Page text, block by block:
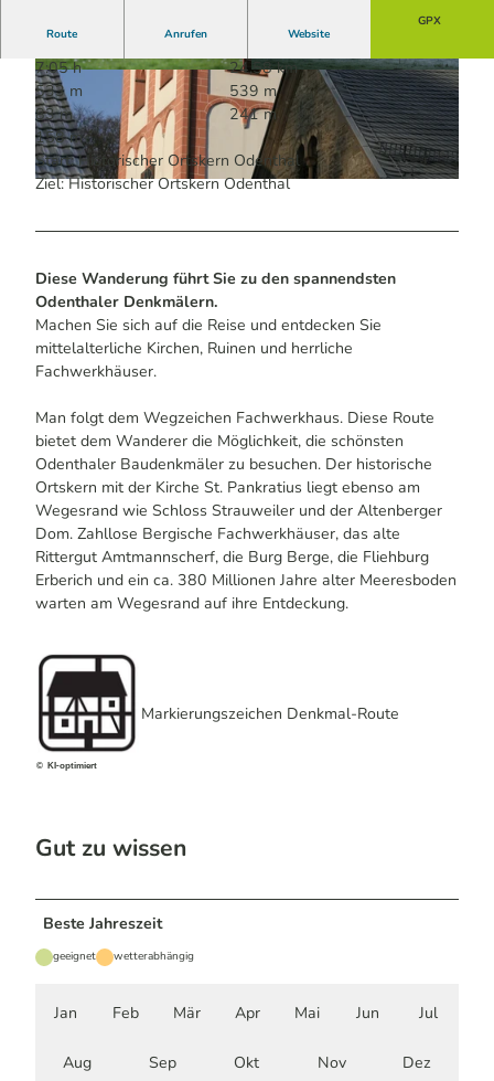
© Das Bergische / David Bosbach | KI-optimiert |CC-BY-SA
© Das Bergische / David Bosbach | KI-optimier
t |
CC-BY-SA
© Das Bergische / David Bosbach | KI-optimier
t |CC-BY-SA
Route Anrufen Website
GPX
7:05 h
24,58 km
533 m
539 m
83 m
241 m
158 m
Start: Historischer Ortskern Odenthal
Ziel: Historischer Ortskern Odenthal
Diese Wanderung führt Sie zu den spannendsten
Odenthaler Denkmälern.
Machen Sie sich auf die Reise und entdecken Sie
mittelalterliche Kirchen, Ruinen und herrliche
Fachwerkhäuser.
Man folgt dem Wegzeichen Fachwerkhaus. Diese Route
bietet dem Wanderer die Möglichkeit, die schönsten
Odenthaler Baudenkmäler zu besuchen. Der historische
Ortskern mit der Kirche St. Pankratius liegt ebenso am
Wegesrand wie Schloss Strauweiler und der Altenberger
Dom. Zahllose Bergische Fachwerkhäuser, das alte
Rittergut Amtmannscherf, die Burg Berge, die Fliehburg
Erberich und ein ca. 380 Millionen Jahre alter Meeresboden
warten am Wegesrand auf ihre Entdeckung.
© KI-optimiert
Markierungszeichen Denkmal-Route
Gut zu wissen
Beste Jahreszeit
geeignet wetterabhängig
Jan Feb Mär Apr Mai Jun Jul
Aug Sep Okt Nov Dez